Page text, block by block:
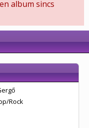
album sincs
Rock